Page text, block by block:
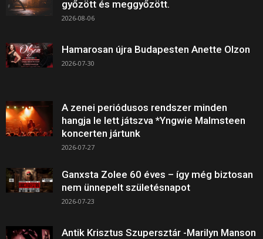
győzött és meggyőzött.
2026-08-06
Hamarosan újra Budapesten Anette Olzon
2026-07-30
A zenei periódusos rendszer minden
hangja le lett játszva *Yngwie Malmsteen
koncerten jártunk
2026-07-27
Ganxsta Zolee 60 éves – így még biztosan
nem ünnepelt születésnapot
2026-07-23
Antik Krisztus Szupersztár -Marilyn Manson